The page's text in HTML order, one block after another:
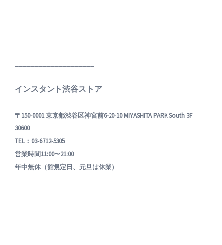
インスタント渋谷ストア
〒150-0001 東京都渋谷区神宮前6-20-10 MIYASHITA PARK South 3F
30600
TEL：03-6712-5305
営業時間11:00〜21:00
年中無休（館規定日、元旦は休業）